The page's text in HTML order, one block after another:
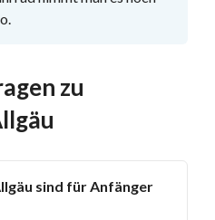
zu
sind für Anfänger